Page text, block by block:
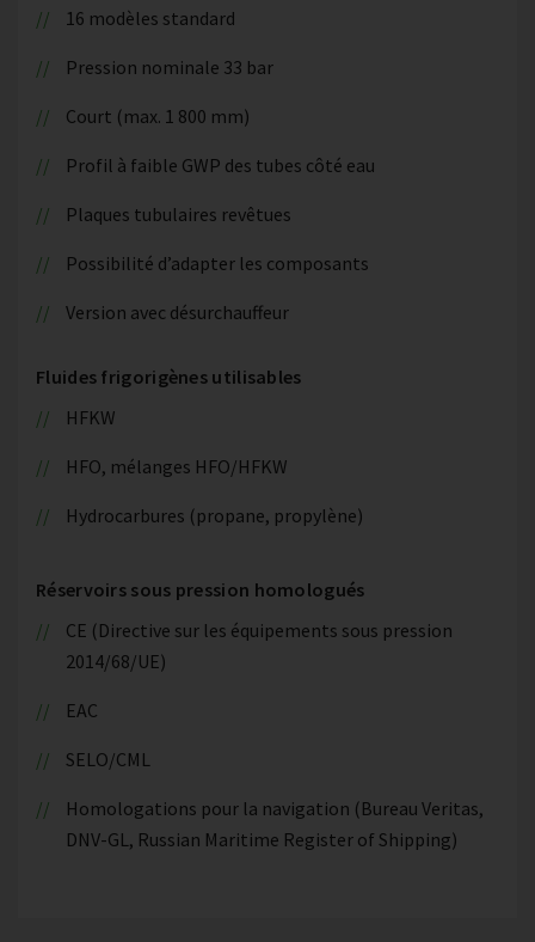
16 modèles standard
Pression nominale 33 bar
Court (max. 1 800 mm)
Profil à faible GWP des tubes côté eau
Plaques tubulaires revêtues
Possibilité d’adapter les composants
Version avec désurchauffeur
Fluides frigorigènes utilisables
HFKW
HFO, mélanges HFO/HFKW
Hydrocarbures (propane, propylène)
Réservoirs sous pression homologués
CE (Directive sur les équipements sous pression
2014/68/UE)
EAC
SELO/CML
Homologations pour la navigation (Bureau Veritas,
DNV-GL, Russian Maritime Register of Shipping)